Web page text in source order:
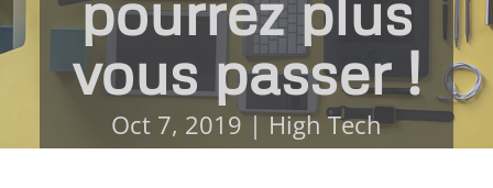
vous passer !
Oct 7, 2019| High Tech